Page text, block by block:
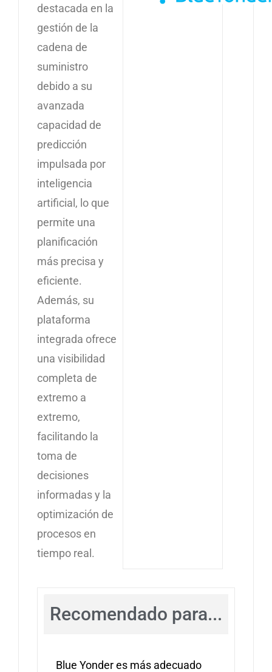
destacada en la
gestión de la
cadena de
suministro
debido a su
avanzada
capacidad de
predicción
impulsada por
inteligencia
artificial, lo que
permite una
planificación
más precisa y
eficiente.
Además, su
plataforma
integrada ofrece
una visibilidad
completa de
extremo a
extremo,
facilitando la
toma de
decisiones
informadas y la
optimización de
procesos en
tiempo real.
Recomendado para...
Blue Yonder es más adecuado